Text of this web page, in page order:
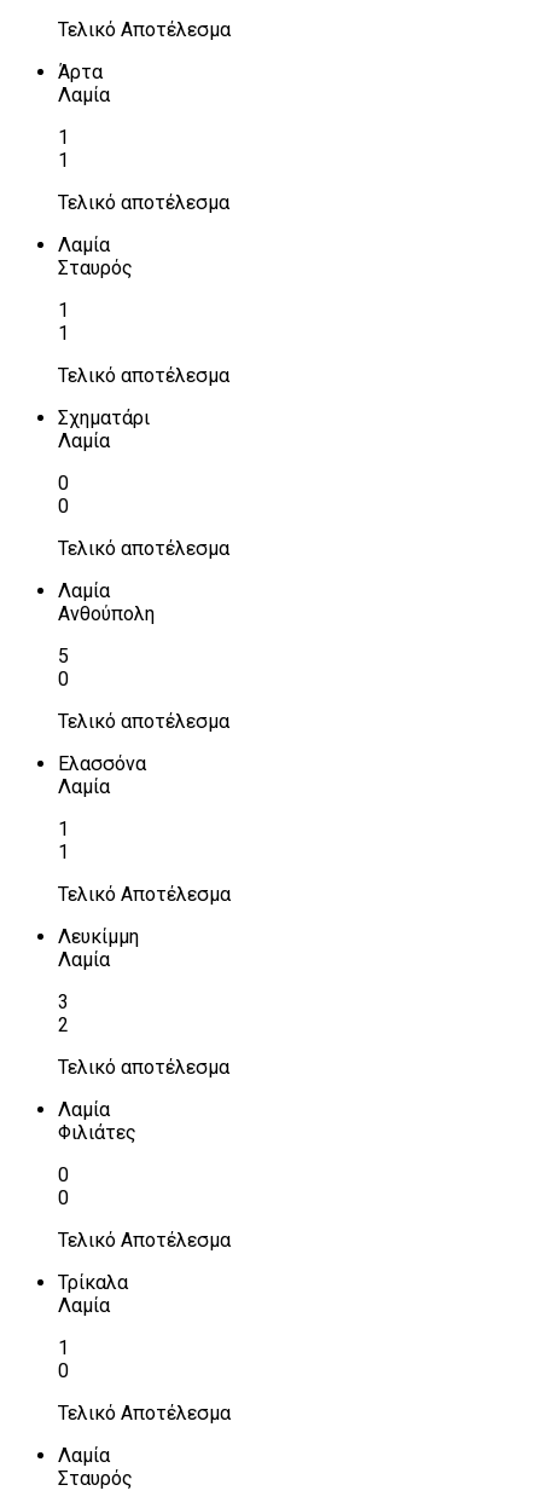
Τελικό Αποτέλεσμα
Άρτα
Λαμία
1
1
Τελικό αποτέλεσμα
Λαμία
Σταυρός
1
1
Τελικό αποτέλεσμα
Σχηματάρι
Λαμία
0
0
Τελικό αποτέλεσμα
Λαμία
Ανθούπολη
5
0
Τελικό αποτέλεσμα
Ελασσόνα
Λαμία
1
1
Τελικό Αποτέλεσμα
Λευκίμμη
Λαμία
3
2
Τελικό αποτέλεσμα
Λαμία
Φιλιάτες
0
0
Τελικό Αποτέλεσμα
Τρίκαλα
Λαμία
1
0
Τελικό Αποτέλεσμα
Λαμία
Σταυρός